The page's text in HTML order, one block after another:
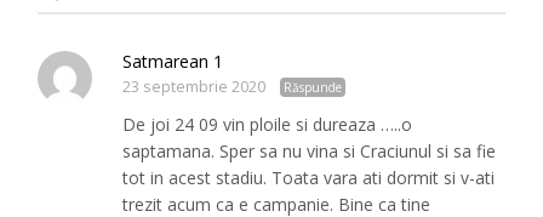
Satmarean 1
23 septembrie 2020 Răspunde
De joi 24 09 vin ploile si dureaza …..o
saptamana. Sper sa nu vina si Craciunul si sa fie
tot in acest stadiu. Toata vara ati dormit si v-ati
trezit acum ca e campanie. Bine ca tine